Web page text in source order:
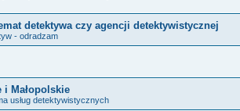
detektywa czy agencji detektywistycznej
- odradzam
i Małopolskie
usług detektywistycznych